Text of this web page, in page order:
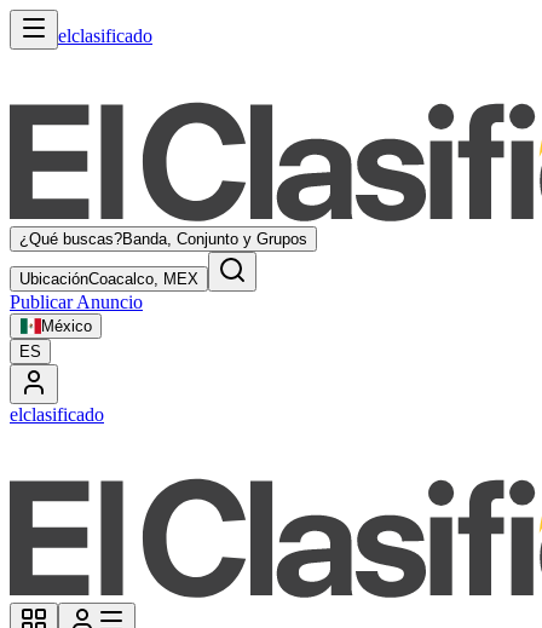
elclasificado
¿Qué buscas?Banda, Conjunto y Grupos
UbicaciónCoacalco, MEX
Publicar Anuncio
México
ES
elclasificado